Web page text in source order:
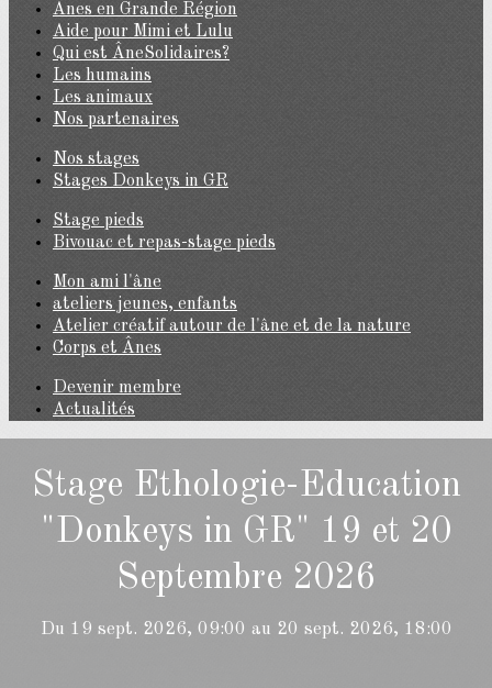
Ânes en Grande Région
Aide pour Mimi et Lulu
Qui est ÂneSolidaires?
Les humains
Les animaux
Nos partenaires
Nos stages
Stages Donkeys in GR
Stage pieds
Bivouac et repas-stage pieds
Mon ami l'âne
ateliers jeunes, enfants
Atelier créatif autour de l'âne et de la nature
Corps et Ânes
Devenir membre
Actualités
Stage Ethologie-Education
"Donkeys in GR" 19 et 20
Septembre 2026
Du 19 sept. 2026, 09:00 au 20 sept. 2026, 18:00